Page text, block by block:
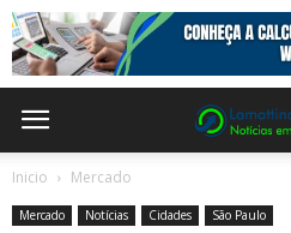
Inicio Mercado
Mercado Notícias Cidades São Paulo